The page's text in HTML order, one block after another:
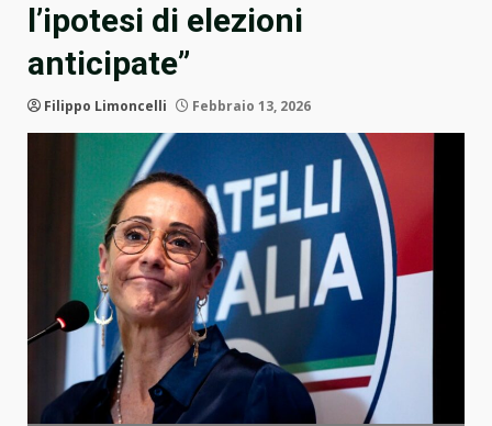
l’ipotesi di elezioni
anticipate”
Filippo Limoncelli Febbraio 13, 2026